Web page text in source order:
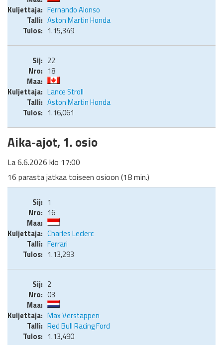
Fernando Alonso
Aston Martin Honda
1.15,349
22
18
Lance Stroll
Aston Martin Honda
1.16,061
Aika-ajot, 1. osio
La 6.6.2026 klo 17:00
16 parasta jatkaa toiseen osioon (18 min.)
1
16
Charles Leclerc
Ferrari
1.13,293
2
03
Max Verstappen
Red Bull Racing Ford
1.13,490